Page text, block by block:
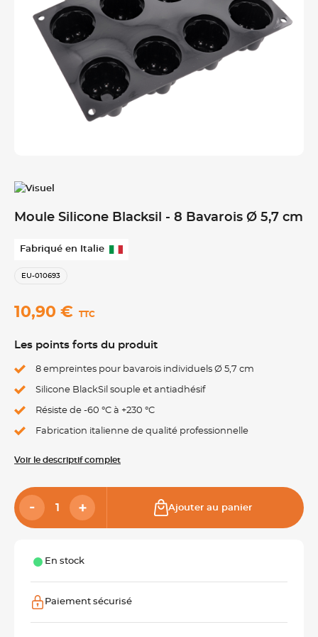
Moule Silicone Blacksil - 8 Bavarois Ø 5,7 cm
Fabriqué en Italie
EU-010693
10,90 € TTC
Les points forts du produit
8 empreintes pour bavarois individuels Ø 5,7 cm
Silicone BlackSil souple et antiadhésif
Résiste de -60 °C à +230 °C
Fabrication italienne de qualité professionnelle
Voir le descriptif complet
Ajouter au panier
En stock
Paiement sécurisé